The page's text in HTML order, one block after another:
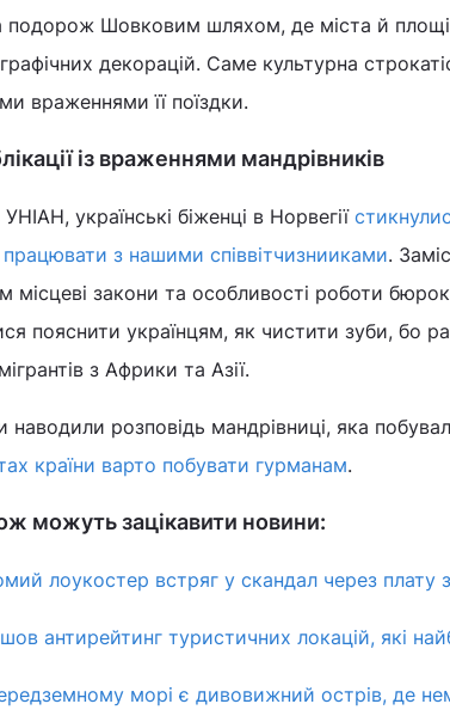
подорож Шовковим шляхом, де міста й
декорацій. Саме культурна
враженнями її поїздки.
із враженнями мандрівників
українські біженці в Норвегії
з нашими співвітчизнииками.
місцеві закони та особливості роботи
пояснити українцям, як чистити зуби, бо
з Африки та Азії.
розповідь мандрівниці, яка
країни варто побувати гурманам.
можуть зацікавити новини:
лоукостер встряг у скандал через плату
антирейтинг туристичних локацій, які
морі є дивовижний острів, де